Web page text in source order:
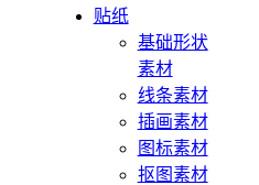
贴纸
基础形状
素材
线条素材
插画素材
图标素材
抠图素材